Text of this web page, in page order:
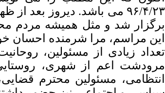
۹۶/۴/۲۳ می باشد. دیروز بعد
برگزار شد و مثل همیشه مردم
این مراسم، مرا شرمنده احسان
تعداد زیادی از مسئولین،
مرودشت اعم از شهری،
انتظامی، مسئولین محترم